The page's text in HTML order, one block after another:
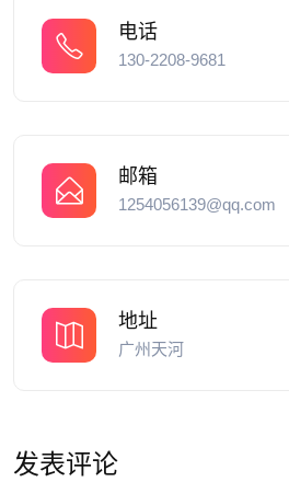
电话
130-2208-9681
邮箱
1254056139@qq.com
地址
广州天河
发表评论